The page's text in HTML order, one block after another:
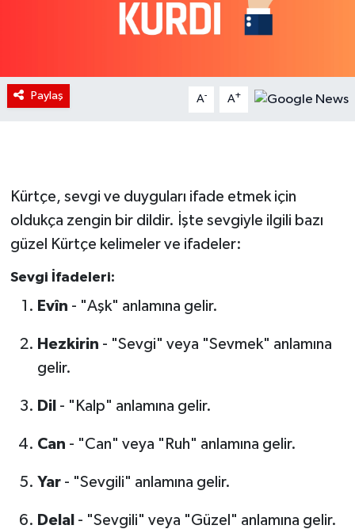
Paylaş A- A+
Kürtçe, sevgi ve duyguları ifade etmek için
oldukça zengin bir dildir. İşte sevgiyle ilgili bazı
güzel Kürtçe kelimeler ve ifadeler:
Sevgi İfadeleri:
Evîn - "Aşk" anlamına gelir.
Hezkirin - "Sevgi" veya "Sevmek" anlamına
gelir.
Dil - "Kalp" anlamına gelir.
Can - "Can" veya "Ruh" anlamına gelir.
Yar- "Sevgili" anlamına gelir.
Delal - "Sevgili" veya "Güzel" anlamına gelir.